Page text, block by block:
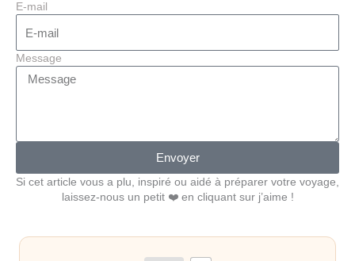
E-mail
Message
Envoyer
Si cet article vous a plu, inspiré ou aidé à préparer votre voyage,
laissez-nous un petit ❤️ en cliquant sur j’aime !